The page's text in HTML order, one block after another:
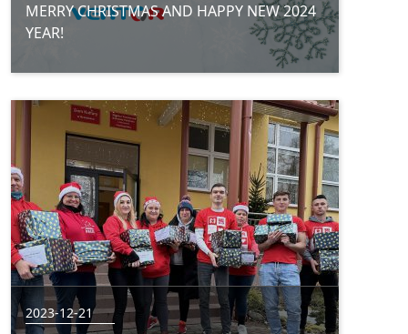
MERRY CHRISTMAS AND HAPPY NEW 2024
YEAR!
2023-12-21